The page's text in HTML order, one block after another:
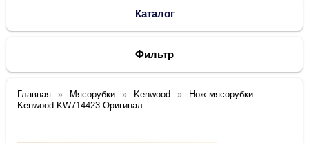
Каталог
Фильтр
Главная Мясорубки Kenwood
Нож мясорубки
Kenwood KW714423 Оригинал